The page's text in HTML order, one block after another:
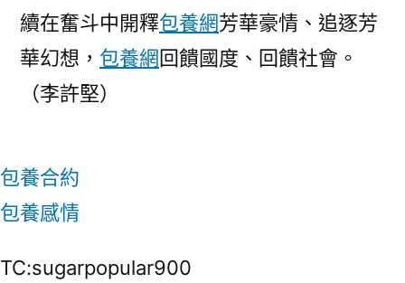
續在奮斗中開釋包養網芳華豪情、追逐芳
華幻想， 包養網回饋國度、回饋社會。
（李許堅）
包養合約
包養感情
TC:sugarpopular900